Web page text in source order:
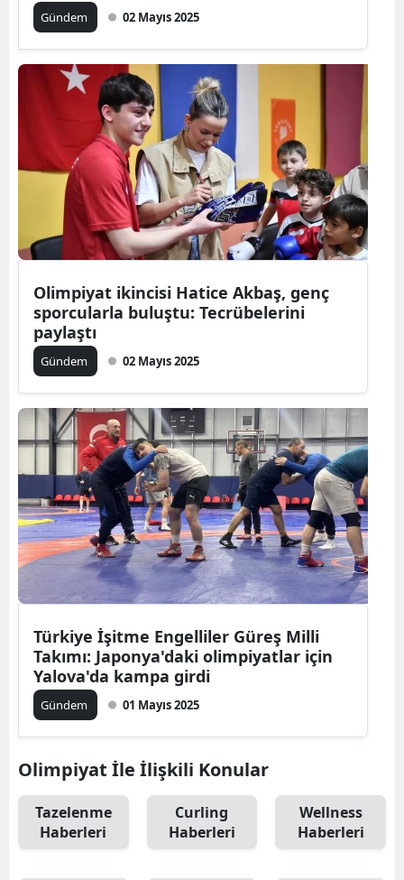
Gündem 02 Mayıs 2025
Olimpiyat ikincisi Hatice Akbaş, genç
sporcularla buluştu: Tecrübelerini
paylaştı
Gündem 02 Mayıs 2025
Türkiye İşitme Engelliler Güreş Milli
Takımı: Japonya'daki olimpiyatlar için
Yalova'da kampa girdi
Gündem 01 Mayıs 2025
Olimpiyat İle İlişkili Konular
Tazelenme
Haberleri
Curling
Haberleri
Wellness
Haberleri